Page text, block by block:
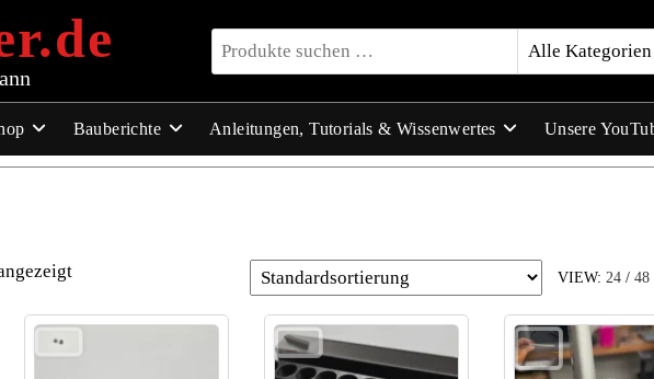
Bauberichte Anleitungen, Tutorials & Wissenwertes Unsere
VIEW: 24 / 48